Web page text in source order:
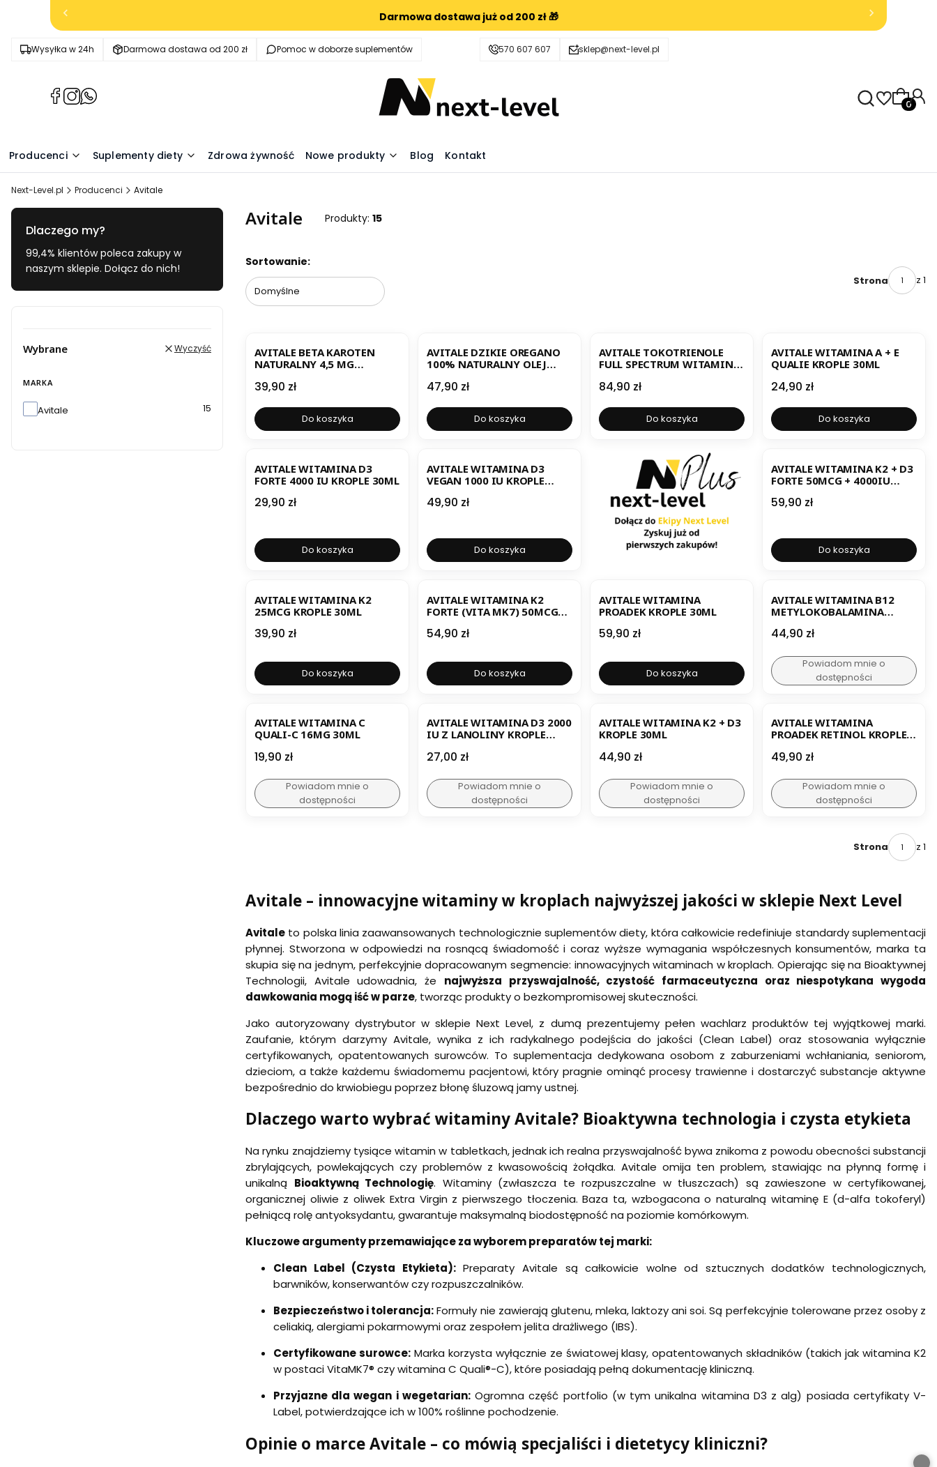
Darmowa dostawa już od 200 zł 🎁
Wysyłka w 24h Darmowa dostawa od 200 zł Pomoc w doborze suplementów 570 607 607 sklep@next-level.pl
(Otwiera
karcie)
(Otwiera
karcie)
(Otwiera
karcie)
Producenci Suplementy diety Zdrowa żywność Nowe produkty Blog Kontakt
Next-Level.pl Producenci Avitale
Dlaczego my?
99,4% klientów poleca zakupy w
naszym sklepie. Dołącz do nich!
Wybrane Wyczyść
MARKA
Marka
Avitale 15
Avitale Produkty: 15
Lista produktów
Sortowanie:
Domyślne
Strona z 1
AVITALE BETA KAROTEN
NATURALNY 4,5 MG
30ML
Cena
39,90 zł
Do koszyka
AVITALE DZIKIE OREGANO
100% NATURALNY OLEJ
Cena
47,90 zł
Do koszyka
AVITALE TOKOTRIENOLE
FULL SPECTRUM WITAMINA
Cena
84,90 zł
Do koszyka
AVITALE WITAMINA A + E
QUALIE KROPLE 30ML
Cena
24,90 zł
Do koszyka
AVITALE WITAMINA D3
FORTE 4000 IU KROPLE 30ML
Cena
29,90 zł
Do koszyka
AVITALE WITAMINA D3
VEGAN 1000 IU KROPLE
Cena
49,90 zł
Do koszyka
AVITALE WITAMINA K2 + D3
FORTE 50MCG + 4000IU
Cena
59,90 zł
Do koszyka
AVITALE WITAMINA K2
25MCG KROPLE 30ML
Cena
39,90 zł
Do koszyka
AVITALE WITAMINA K2
FORTE (VITA MK7) 50MCG
Cena
54,90 zł
Do koszyka
AVITALE WITAMINA
PROADEK KROPLE 30ML
Cena
59,90 zł
Do koszyka
AVITALE WITAMINA B12
METYLOKOBALAMINA
Cena
44,90 zł
Powiadom mnie o
dostępności
AVITALE WITAMINA C
QUALI-C 16MG 30ML
Cena
19,90 zł
Powiadom mnie o
dostępności
AVITALE WITAMINA D3 2000
IU Z LANOLINY KROPLE
Cena
27,00 zł
Powiadom mnie o
dostępności
AVITALE WITAMINA K2 + D3
KROPLE 30ML
Cena
44,90 zł
Powiadom mnie o
dostępności
AVITALE WITAMINA
PROADEK RETINOL KROPLE
Cena
49,90 zł
Powiadom mnie o
dostępności
Strona z 1
Avitale – innowacyjne witaminy w kroplach najwyższej jakości w sklepie Next Level
Avitale to polska linia zaawansowanych technologicznie suplementów diety, która całkowicie redefiniuje standardy suplementacji
płynnej. Stworzona w odpowiedzi na rosnącą świadomość i coraz wyższe wymagania współczesnych konsumentów, marka ta
skupia się na jednym, perfekcyjnie dopracowanym segmencie: innowacyjnych witaminach w kroplach. Opierając się na Bioaktywnej
Technologii, Avitale udowadnia, że najwyższa przyswajalność, czystość farmaceutyczna oraz niespotykana wygoda
dawkowania mogą iść w parze, tworząc produkty o bezkompromisowej skuteczności.
Jako autoryzowany dystrybutor w sklepie Next Level, z dumą prezentujemy pełen wachlarz produktów tej wyjątkowej marki.
Zaufanie, którym darzymy Avitale, wynika z ich radykalnego podejścia do jakości (Clean Label) oraz stosowania wyłącznie
certyfikowanych, opatentowanych surowców. To suplementacja dedykowana osobom z zaburzeniami wchłaniania, seniorom,
dzieciom, a także każdemu świadomemu pacjentowi, który pragnie ominąć procesy trawienne i dostarczyć substancje aktywne
bezpośrednio do krwiobiegu poprzez błonę śluzową jamy ustnej.
Dlaczego warto wybrać witaminy Avitale? Bioaktywna technologia i czysta etykieta
Na rynku znajdziemy tysiące witamin w tabletkach, jednak ich realna przyswajalność bywa znikoma z powodu obecności substancji
zbrylających, powlekających czy problemów z kwasowością żołądka. Avitale omija ten problem, stawiając na płynną formę i
unikalną Bioaktywną Technologię. Witaminy (zwłaszcza te rozpuszczalne w tłuszczach) są zawieszone w certyfikowanej,
organicznej oliwie z oliwek Extra Virgin z pierwszego tłoczenia. Baza ta, wzbogacona o naturalną witaminę E (d-alfa tokoferyl)
pełniącą rolę antyoksydantu, gwarantuje maksymalną biodostępność na poziomie komórkowym.
Kluczowe argumenty przemawiające za wyborem preparatów tej marki:
Clean Label (Czysta Etykieta):Preparaty Avitale są całkowicie wolne od sztucznych dodatków technologicznych,
barwników, konserwantów czy rozpuszczalników.
Bezpieczeństwo i tolerancja:Formuły nie zawierają glutenu, mleka, laktozy ani soi. Są perfekcyjnie tolerowane przez osoby z
celiakią, alergiami pokarmowymi oraz zespołem jelita drażliwego (IBS).
Certyfikowane surowce:Marka korzysta wyłącznie ze światowej klasy, opatentowanych składników (takich jak witamina K2
w postaci VitaMK7® czy witamina C Quali®-C), które posiadają pełną dokumentację kliniczną.
Przyjazne dla wegan i wegetarian:Ogromna część portfolio (w tym unikalna witamina D3 z alg) posiada certyfikaty V-
Label, potwierdzające ich w 100% roślinne pochodzenie.
Opinie o marce Avitale – co mówią specjaliści i dietetycy kliniczni?